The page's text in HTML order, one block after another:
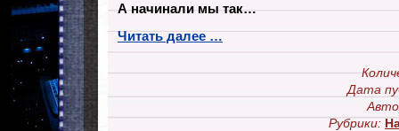
А начинали мы так…
Читать далее …
Дата
Рубрики: